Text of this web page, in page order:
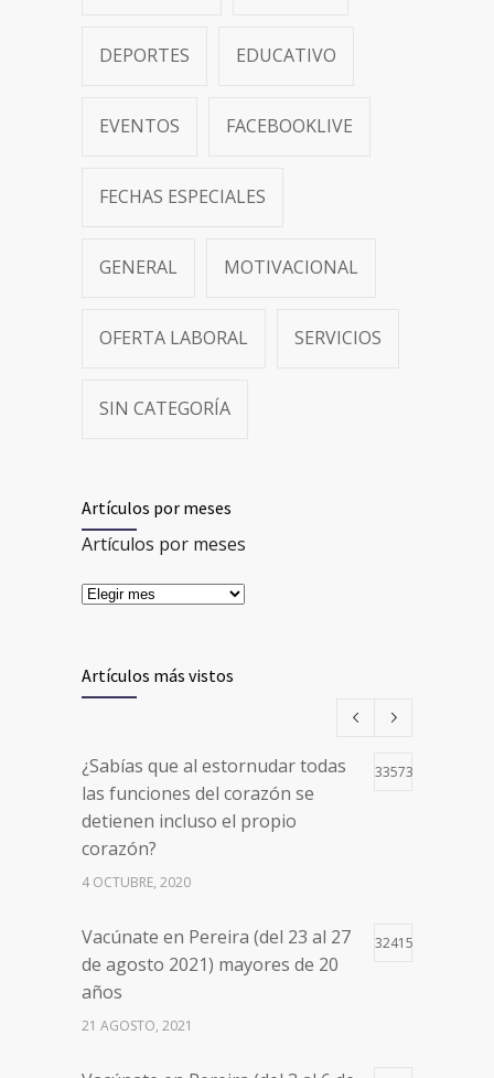
DEPORTES EDUCATIVO
EVENTOS FACEBOOKLIVE
FECHAS ESPECIALES
GENERAL MOTIVACIONAL
OFERTA LABORAL SERVICIOS
SIN CATEGORÍA
Artículos por meses
Artículos por meses
Artículos más vistos
¿Sabías que al estornudar todas
las funciones del corazón se
detienen incluso el propio
corazón?
33573
4 OCTUBRE, 2020
Vacúnate en Pereira (del 23 al 27
de agosto 2021) mayores de 20
años
32415
21 AGOSTO, 2021